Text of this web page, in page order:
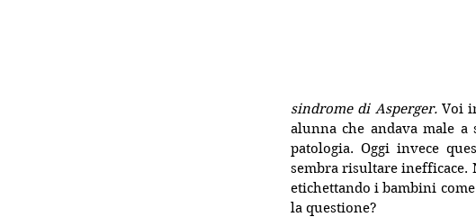
sindrome di Asperger. Voi
alunna che andava male a
patologia. Oggi invece
sembra risultare inefficace.
etichettando i bambini
la questione?